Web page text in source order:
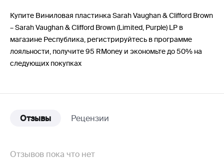
Купите Виниловая пластинка Sarah Vaughan & Clifford Brown
– Sarah Vaughan & Clifford Brown (Limited, Purple) LP в
магазине Республика, регистрируйтесь в программе
лояльности, получите 95 RMoney и экономьте до 50% на
следующих покупках
Отзывы Рецензии
Отзывов пока что нет